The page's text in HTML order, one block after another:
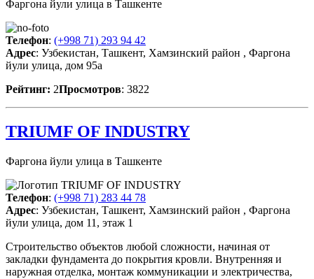
Фаргона йули улица в Ташкенте
Телефон: (+998 71) 293 94 42
Адрес: Узбекистан, Ташкент, Хамзинский район , Фаргона
йули улица, дом 95а
Рейтинг: 2Просмотров: 3822
TRIUMF OF INDUSTRY
Фаргона йули улица в Ташкенте
Телефон: (+998 71) 283 44 78
Адрес: Узбекистан, Ташкент, Хамзинский район , Фаргона
йули улица, дом 11, этаж 1
Строительство объектов любой сложности, начиная от
закладки фундамента до покрытия кровли. Внутренняя и
наружная отделка, монтаж коммуникации и электричества,